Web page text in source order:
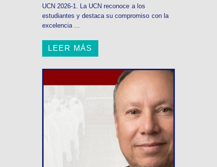
UCN 2026-1. La UCN reconoce a los
estudiantes y destaca su compromiso con la
excelencia ...
LEER MÁS